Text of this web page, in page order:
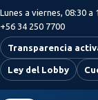
Saltar al contenido
Lunes a viernes, 08:30 a
+56 34 250 7700
Transparencia
Ley del Lobby